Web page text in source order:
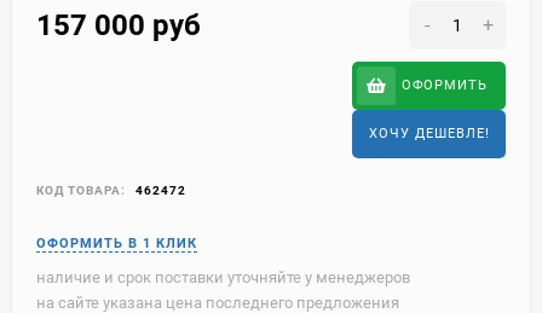
157 000 руб - +
ОФОРМИТЬ
ХОЧУ ДЕШЕВЛЕ!
КОД ТОВАРА: 462472
наличие и срок поставки уточняйте у менеджеров
на сайте указана цена последнего предложения